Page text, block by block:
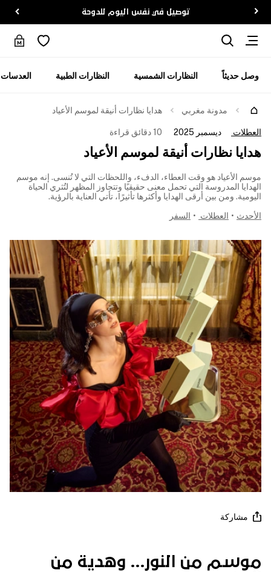
توصيل في نفس اليوم للدوحة
وصل حديثاً النظارات الشمسية النظارات الطبية
مدونة مغربي هدايا نظارات أنيقة لموسم الأعياد
العطلات ديسمبر 2025 10 دقائق قراءة
هدايا نظارات أنيقة لموسم الأعياد
موسم الأعياد هو وقت العطاء، الدفء، واللحظات التي لا تُنسى. إنه موسم
الهدايا المدروسة التي تحمل معنى حقيقيًا وتتجاوز المظهر لتُثري الحياة
اليومية. ومن بين أرقى الهدايا وأكثرها تأثيرًا، تأتي العناية بالرؤية.
الأحدث • العطلات • السفر
مشاركة
موسم من النور… وهدية من